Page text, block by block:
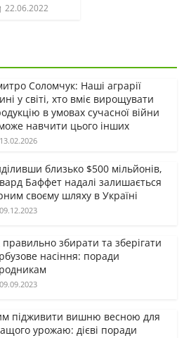
22.06.2022
Соломчук: Наші аграрії
у світі, хто вміє вирощувати
в умовах сучасної війни
навчити цього інших
13.02.2026
близько $500 мільйонів,
Баффет надалі залишається
своєму шляху в Україні
09.12.2023
правильно збирати та зберігати
насіння: поради
09.09.2023
підживити вишню весною для
урожаю: дієві поради